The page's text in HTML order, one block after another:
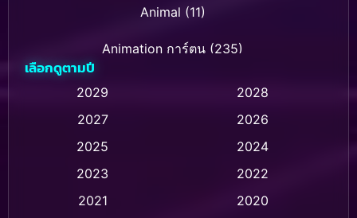
Animal (11)
Animation การ์ตูน (235)
Animation การ์ตูน (32)
Animation การ์ตูน (28)
Animation แอนิเมชัน (1)
เลือกดูตามปี
2029
2028
2027
2026
2025
2024
2023
2022
2021
2020